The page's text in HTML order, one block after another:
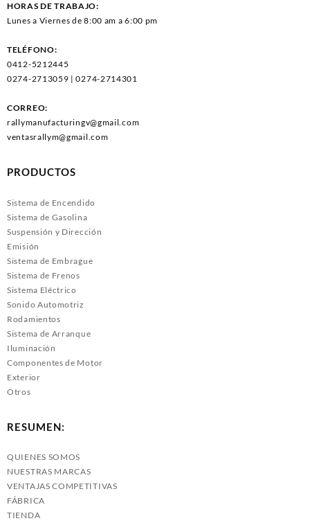
HORAS DE TRABAJO:
Lunes a Viernes de 8:00 am a 6:00 pm
TELÉFONO:
0412-5212445
0274-2713059 | 0274-2714301
CORREO:
rallymanufacturingv@gmail.com
ventasrallym@gmail.com
PRODUCTOS
Sistema de Encendido
Sistema de Gasolina
Suspensión y Dirección
Emisión
Sistema de Embrague
Sistema de Frenos
Sistema Eléctrico
Sonido Automotriz
Rodamientos
Sistema de Arranque
Iluminación
Componentes de Motor
Exterior
Otros
RESUMEN:
QUIENES SOMOS
NUESTRAS MARCAS
VENTAJAS COMPETITIVAS
FÁBRICA
TIENDA